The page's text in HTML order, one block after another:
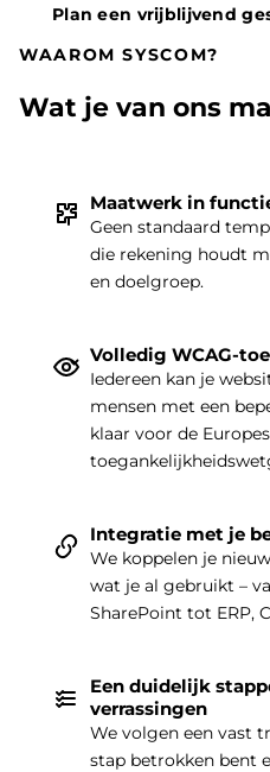
|
Plan een vrijblijvend
WAAROM SYSCOM?
Wat je van ons
Maatwerk in
Geen standaard
die rekening houdt
en doelgroep.
Volledig WCAG-
Iedereen kan je
mensen met een
klaar voor de
Integratie met je
We koppelen je
wat je al gebruikt –
SharePoint tot ERP,
Een duidelijk
verrassingen
We volgen een vast
stap betrokken bent